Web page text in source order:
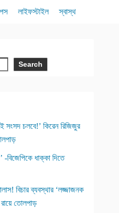
লাইফস্টাইল স্বাস্থ
Search
সংসদ চলবে!’ কিরেন রিজিজুর
ধাক্কা দিতে
বিচার ব্যবস্থার ‘লজ্জাজনক
রায়ে তোলপাড়